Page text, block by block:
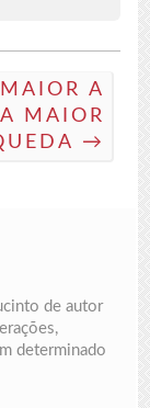
MAIOR A
MAIOR
→
de autor
determinado